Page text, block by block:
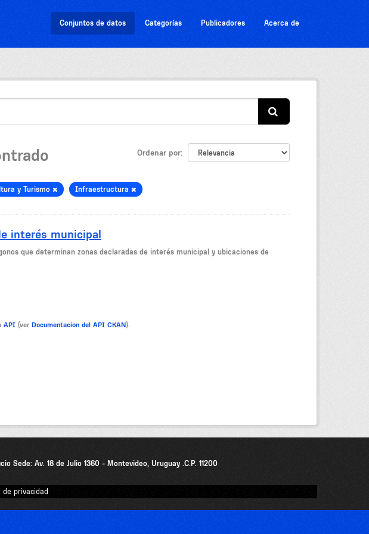
Conjuntos de datos Categorías Publicadores Acerca de
Ordenar por
y Turismo Infraestructura
interés municipal
que determinan zonas declaradas de interés municipal y ubicaciones de
API (ver Documentacion del API CKAN).
Sede: Av. 18 de Julio 1360 - Montevideo, Uruguay .C.P. 11200
privacidad